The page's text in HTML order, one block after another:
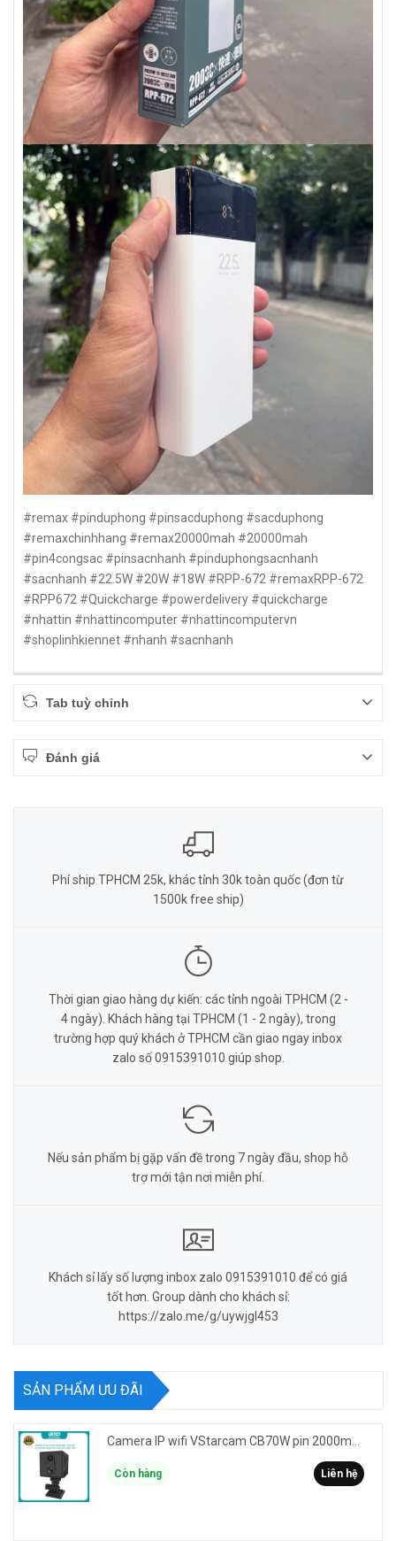
#remax #pinduphong #pinsacduphong #sacduphong
#remaxchinhhang #remax20000mah #20000mah
#pin4congsac #pinsacnhanh #pinduphongsacnhanh
#sacnhanh #22.5W #20W #18W #RPP-672 #remaxRPP-672
#RPP672 #Quickcharge #powerdelivery #quickcharge
#nhattin #nhattincomputer #nhattincomputervn
#shoplinhkiennet #nhanh #sacnhanh
Tab tuỳ chỉnh
Đánh giá
Phí ship TPHCM 25k, khác tỉnh 30k toàn quốc (đơn từ
1500k free ship)
Thời gian giao hàng dự kiến: các tỉnh ngoài TPHCM (2 -
4 ngày). Khách hàng tại TPHCM (1 - 2 ngày), trong
trường hợp quý khách ở TPHCM cần giao ngay inbox
zalo số 0915391010 giúp shop.
Nếu sản phẩm bị gặp vấn đề trong 7 ngày đầu, shop hỗ
trợ mới tận nơi miễn phí.
Khách sỉ lấy số lượng inbox zalo 0915391010 để có giá
tốt hơn. Group dành cho khách sỉ:
https://zalo.me/g/uywjgl453
SẢN PHẨM ƯU ĐÃI
Camera IP wifi VStarcam CB70W pin 2000mAh 3MP FullHD 1080P - ghi hành trình làm Vlog cầm tay cài áo
Còn hàng Liên hệ